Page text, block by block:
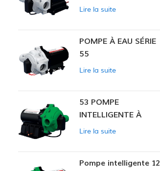
intelligente
Lire la suite
POMPE À EAU SÉRIE
55
Lire la suite
53 POMPE
INTELLIGENTE À
PRESSION
Lire la suite
Pompe intelligente 12